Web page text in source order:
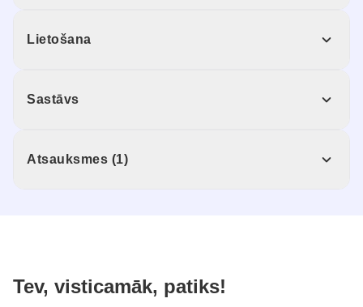
Lietošana
Sastāvs
Atsauksmes (1)
Tev, visticamāk, patiks!